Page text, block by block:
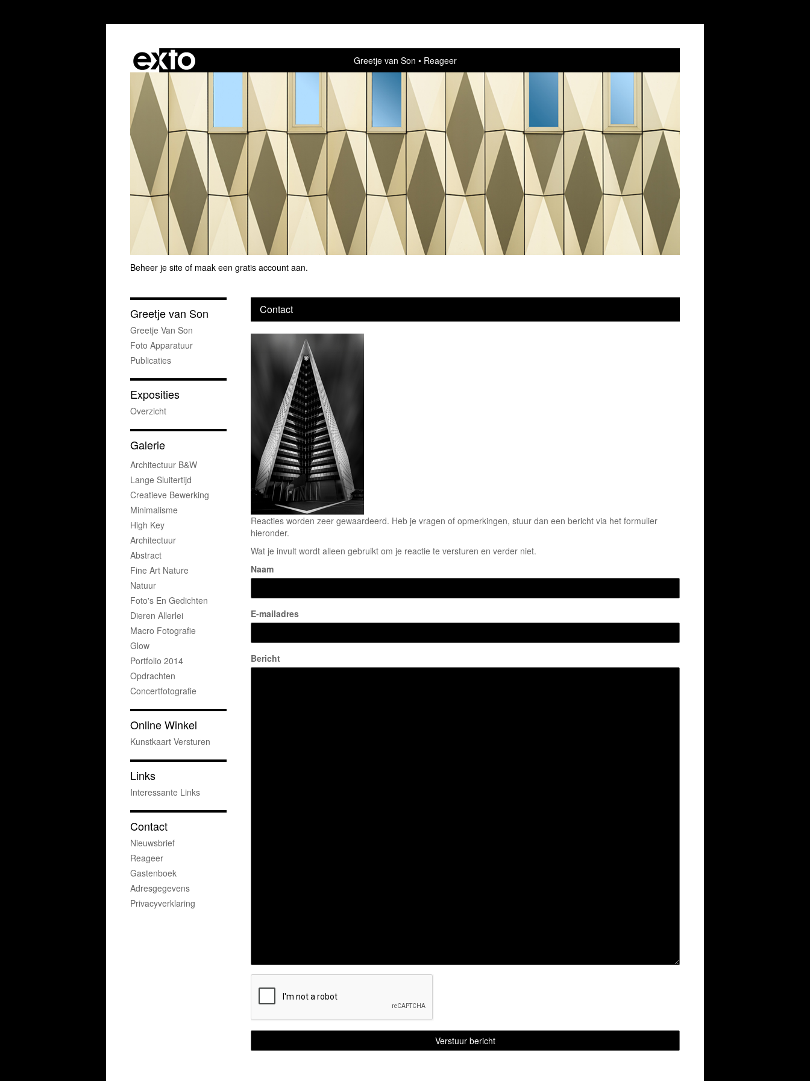
Greetje van Son Reageer
Beheer je site of maak een gratis account aan.
Contact
Reacties worden zeer gewaardeerd. Heb je vragen of opmerkingen, stuur dan een bericht via het formulier
hieronder.
Wat je invult wordt alleen gebruikt om je reactie te versturen en verder niet.
Naam
E-mailadres
Bericht
Greetje van Son
Greetje Van Son
Foto Apparatuur
Publicaties
Exposities
Overzicht
Galerie
Architectuur B&w
Lange Sluitertijd
Creatieve Bewerking
Minimalisme
High Key
Architectuur
Abstract
Fine Art Nature
Natuur
Foto's En Gedichten
Dieren Allerlei
Macro Fotografie
Glow
Portfolio 2014
Opdrachten
Concertfotografie
Online Winkel
Kunstkaart Versturen
Links
Interessante Links
Contact
Nieuwsbrief
Reageer
Gastenboek
Adresgegevens
Privacyverklaring